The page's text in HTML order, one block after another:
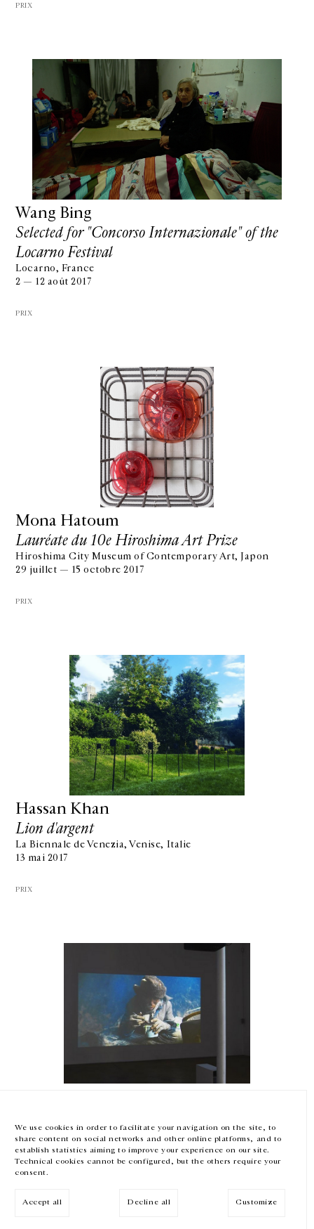
We use cookies in order to facilitate your navigation on the site, to
share content on social networks and other online platforms, and to
establish statistics aiming to improve your experience on our site.
Technical cookies cannot be configured, but the others require your
consent.
Accept all Decline all Customize
PRIX
Wang Bing
Selected for "Concorso Internazionale" of the
Locarno Festival
Locarno, France
2 — 12 août 2017
PRIX
Mona Hatoum
Lauréate du 10e Hiroshima Art Prize
Hiroshima City Museum of Contemporary Art, Japon
29 juillet — 15 octobre 2017
PRIX
Hassan Khan
Lion d'argent
La Biennale de Venezia, Venise, Italie
13 mai 2017
PRIX
EYE Art & Film, Amsterdam, Pays-Bas
6 avril 2017
PRIX
HORAIRES D'OUVERTURE
DU MARDI AU VENDREDI
EN FR 中文 Facebook Instagram
Inscrivez-vous à notre newsletter